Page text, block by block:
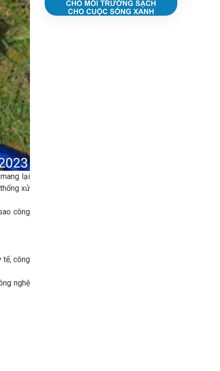
lại
xử
công
tế, công
nghệ